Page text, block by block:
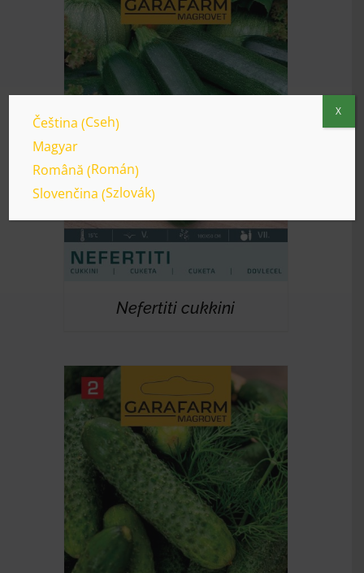
Nefertiti cukkini
RÉSZLETEK
Čeština (Cseh)
Magyar
Română (Román)
Slovenčina (Szlovák)
X